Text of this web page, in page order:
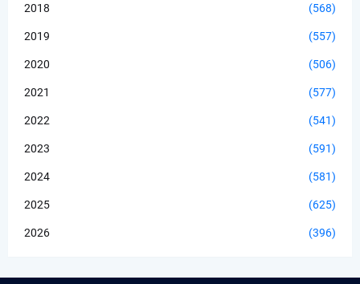
2018 (568)
2019 (557)
2020 (506)
2021 (577)
2022 (541)
2023 (591)
2024 (581)
2025 (625)
2026 (396)